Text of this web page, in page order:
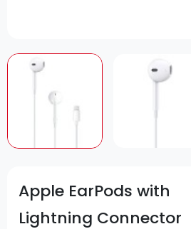
Apple EarPods with
Lightning Connector